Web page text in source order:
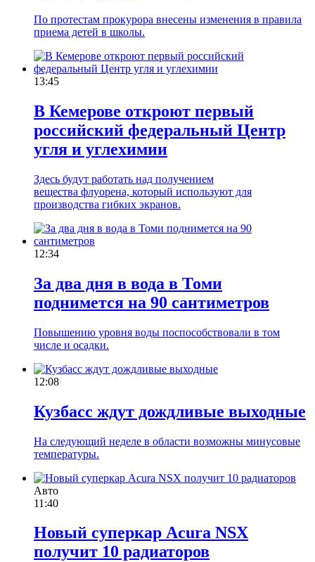
По протестам прокурора внесены изменения в правила
приема детей в школы.
13:45
В Кемерове откроют первый
российский федеральный Центр
угля и углехимии
Здесь будут работать над получением
вещества флуорена, который используют для
производства гибких экранов.
12:34
За два дня в вода в Томи
поднимется на 90 сантиметров
Повышению уровня воды поспособствовали в том
числе и осадки.
12:08
Кузбасс ждут дождливые выходные
На следующий неделе в области возможны минусовые
температуры.
Авто
11:40
Новый суперкар Acura NSX
получит 10 радиаторов